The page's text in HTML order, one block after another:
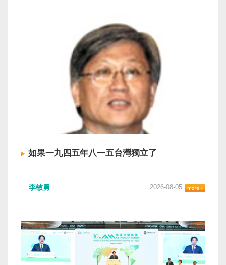
視網） 陸委會：中共無理粗魯聲明 極其可笑 中國
廣東海事局公告，受到颱風白海豚影響，「將對
經過台灣海峽南口北上船舶實施交通管制」。海
巡署昨晚嚴正駁斥，強調中國無任何權利在台灣
海峽實施交通管制。陸委會也表示，中共假借颱
風名義聲稱管制相關海域，違反聯合國海洋法公
約等國際規範，「中共有關部門的無理粗魯聲明
是對國際秩序與規範的無知、漠視與踐踏，極其
可笑」。 中國海事局官網六日公告，颱風白海豚
將影響台灣海峽及周邊海域，廣東海事局決定六
日晚間六時起，對經過台灣海峽南口北上船舶實
施交通管制，各船舶必須遵守交通管制要求，聽
從現場海事管理機構指揮。 海巡署昨表示，台灣
自由」原則，中國無任何權利對該水域實施「管
之實的認知作戰，企圖藉海事管制將台海內水
化，予以最嚴厲譴責，並要求中方恪守國際規
範，避免破壞區域的和平穩定。 海巡署同時強
調，將持續運用聯合情監偵手段，全天候掌握我
如果一九四五年八一五台灣獨立了
的歷史就不會有中國國民黨，也不會捲入迄今仍
兩岸已有正常外交，中國也可致力提升國民福
祉。 如果一九四五年八一五台灣獨立了，就像二
戰後許多殖民地選擇獨立，成為杭廷頓第二波民
主化的歷史。獨立的台灣會像脫離日本殖民的韓
李敏勇 2026-08-05